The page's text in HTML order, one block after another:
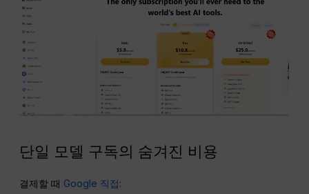
단일 모델 구독의 숨겨진 비용
결제할 때 Google 직접: